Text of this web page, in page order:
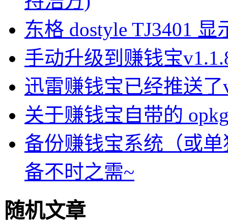
东格 dostyle TJ3401
手动升级到赚钱宝
迅雷赚钱宝已经推送了
关于赚钱宝自带的
备份赚钱宝系统（或
备不时之需~
随机文章